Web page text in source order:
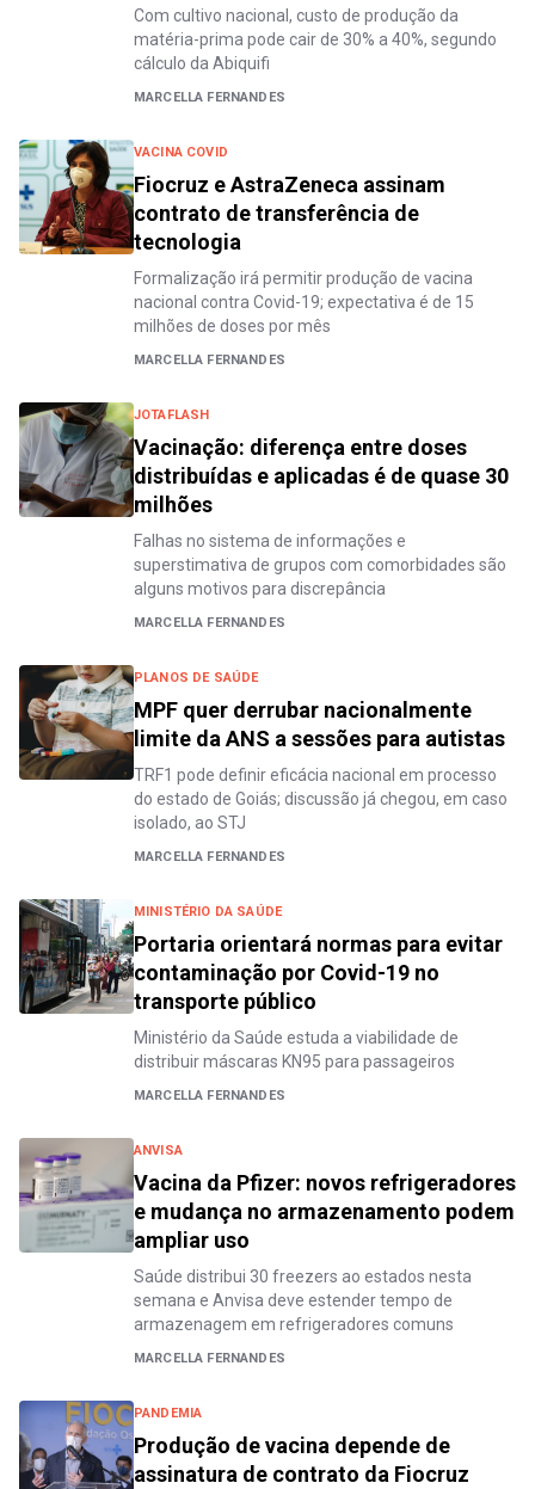
Com cultivo nacional, custo de produção da
matéria-prima pode cair de 30% a 40%, segundo
cálculo da Abiquifi
MARCELLA FERNANDES
VACINA COVID
Fiocruz e AstraZeneca assinam
contrato de transferência de
tecnologia
Formalização irá permitir produção de vacina
nacional contra Covid-19; expectativa é de 15
milhões de doses por mês
MARCELLA FERNANDES
JOTAFLASH
Vacinação: diferença entre doses
distribuídas e aplicadas é de quase 30
milhões
Falhas no sistema de informações e
superstimativa de grupos com comorbidades são
alguns motivos para discrepância
MARCELLA FERNANDES
PLANOS DE SAÚDE
MPF quer derrubar nacionalmente
limite da ANS a sessões para autistas
TRF1 pode definir eficácia nacional em processo
do estado de Goiás; discussão já chegou, em caso
isolado, ao STJ
MARCELLA FERNANDES
MINISTÉRIO DA SAÚDE
Portaria orientará normas para evitar
contaminação por Covid-19 no
transporte público
Ministério da Saúde estuda a viabilidade de
distribuir máscaras KN95 para passageiros
MARCELLA FERNANDES
ANVISA
Vacina da Pfizer: novos refrigeradores
e mudança no armazenamento podem
ampliar uso
Saúde distribui 30 freezers ao estados nesta
semana e Anvisa deve estender tempo de
armazenagem em refrigeradores comuns
MARCELLA FERNANDES
PANDEMIA
Produção de vacina depende de
assinatura de contrato da Fiocruz